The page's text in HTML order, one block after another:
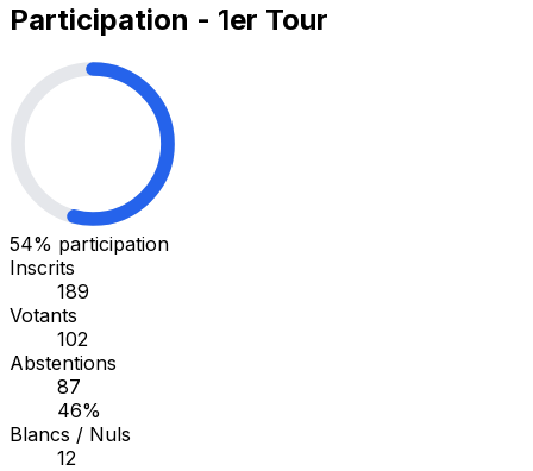
Participation - 1er Tour
54% participation
Inscrits
189
Votants
102
Abstentions
87
46%
Blancs / Nuls
12